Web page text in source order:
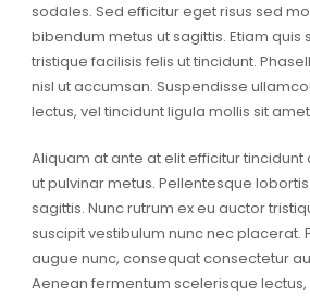
sodales. Sed efficitur eget risus sed
bibendum metus ut sagittis. Etiam quis
tristique facilisis felis ut tincidunt.
nisl ut accumsan. Suspendisse
lectus, vel tincidunt ligula mollis sit
Aliquam at ante at elit efficitur tincidunt
ut pulvinar metus. Pellentesque
sagittis. Nunc rutrum ex eu auctor
suscipit vestibulum nunc nec placerat.
augue nunc, consequat consectetur
Aenean fermentum scelerisque lectus,